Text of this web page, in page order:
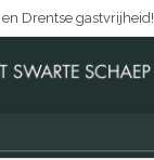
Drentse gastvrijheid!